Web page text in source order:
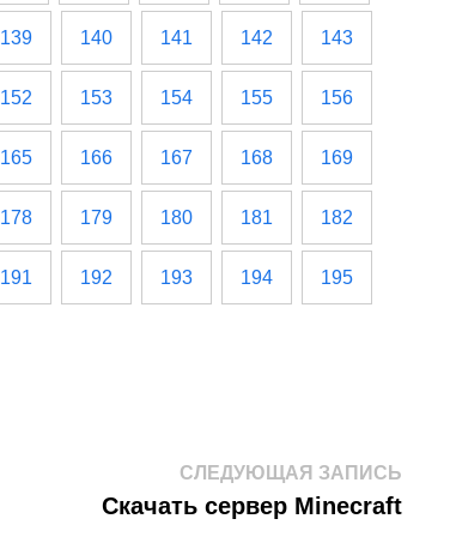
139 140 141 142 143
152 153 154 155 156
165 166 167 168 169
178 179 180 181 182
191 192 193 194 195
СЛЕДУЮЩАЯ ЗАПИСЬ
Скачать сервер Minecraft